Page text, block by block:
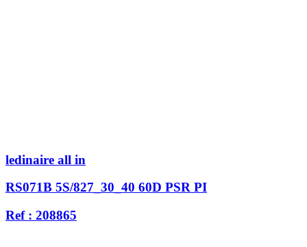
ledinaire all in
RS071B 5S/827_30_40 60D PSR PI
Ref : 208865